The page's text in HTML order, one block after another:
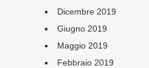
Dicembre 2019
Giugno 2019
Maggio 2019
Febbraio 2019